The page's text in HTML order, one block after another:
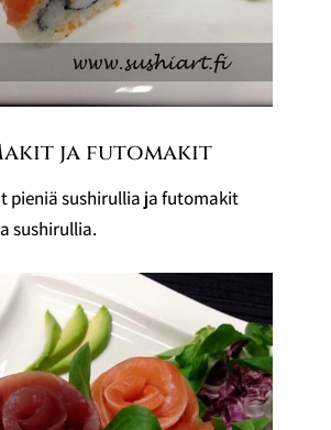
ja futomakit
pieniä sushirullia ja futomakit
sushirullia.